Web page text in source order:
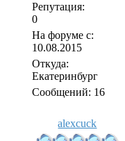
Репутация:
0
На форуме с:
10.08.2015
Откуда:
Екатеринбург
Сообщений: 16
alexcuck